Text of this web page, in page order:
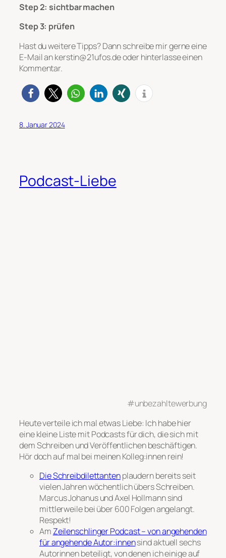
Step 2: sichtbar machen
Step 3: prüfen
Hast du weitere Tipps? Dann schreibe mir gerne eine
E-Mail an kerstin@21ufos.de oder hinterlasse einen
Kommentar.
8. Januar 2024
Podcast-Liebe
#unbezahltewerbung
Heute verteile ich mal etwas Liebe: Ich habe hier
eine kleine Liste mit Podcasts für dich, die sich mit
dem Schreiben und Veröffentlichen beschäftigen.
Hör doch auf mal bei meinen Kolleg:innen rein!
Die Schreibdilettantenplaudern bereits seit
vielen Jahren wöchentlich übers Schreiben.
Marcus Johanus und Axel Hollmann sind
mittlerweile bei über 600 Folgen angelangt.
Respekt!
Am Zeilenschlinger Podcast – von angehenden
für angehende Autor:innensind aktuell sechs
Autorinnen beteiligt, von denen ich einige auf